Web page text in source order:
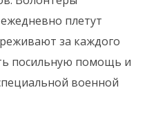
плетут
за каждого
посильную помощь и
военной